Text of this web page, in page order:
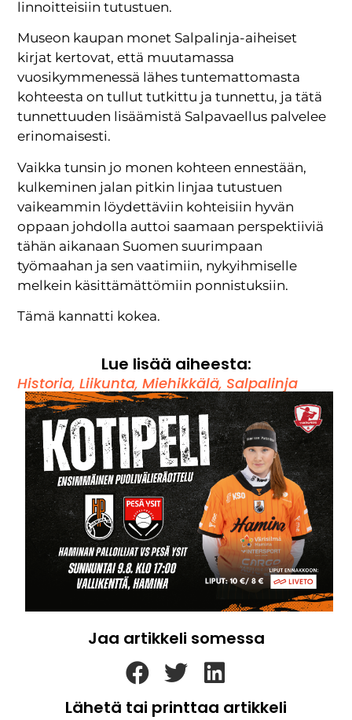
linnoitteisiin tutustuen.
Museon kaupan monet Salpalinja-aiheiset
kirjat kertovat, että muutamassa
vuosikymmenessä lähes tuntemattomasta
kohteesta on tullut tutkittu ja tunnettu, ja tätä
tunnettuuden lisäämistä Salpavaellus palvelee
erinomaisesti.
Vaikka tunsin jo monen kohteen ennestään,
kulkeminen jalan pitkin linjaa tutustuen
vaikeammin löydettäviin kohteisiin hyvän
oppaan johdolla auttoi saamaan perspektiiviä
tähän aikanaan Suomen suurimpaan
työmaahan ja sen vaatimiin, nykyihmiselle
melkein käsittämättömiin ponnistuksiin.
Tämä kannatti kokea.
Lue lisää aiheesta:
Historia,Liikunta,Miehikkälä, Salpalinja
Jaa artikkeli somessa
Lähetä tai printtaa artikkeli